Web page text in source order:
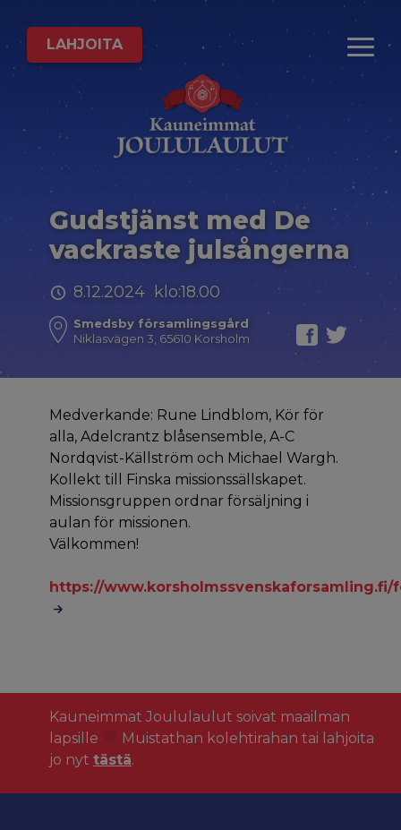
LAHJOITA
Gudstjänst med De
vackraste julsångerna
8.12.2024 klo:18.00
Smedsby församlingsgård
Niklasvägen 3, 65610 Korsholm
Medverkande: Rune Lindblom, Kör för
alla, Adelcrantz blåsensemble, A-C
Nordqvist-Källström och Michael Wargh.
Kollekt till Finska missionssällskapet.
Missionsgruppen ordnar försäljning i
aulan för missionen.
Välkommen!
https://www.korsholmssvenskaforsamling.fi/
Kauneimmat Joululaulut soivat maailman
lapsille
Muistathan kolehtirahan tai lahjoita
jo nyt tästä.